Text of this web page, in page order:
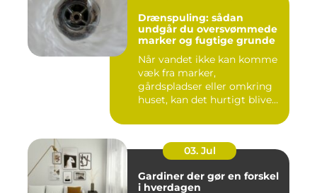
Drænspuling: sådan
undgår du oversvømmede
marker og fugtige grunde
Når vandet ikke kan komme
væk fra marker,
gårdspladser eller omkring
huset, kan det hurtigt blive
03. Jul
Gardiner der gør en forskel
i hverdagen